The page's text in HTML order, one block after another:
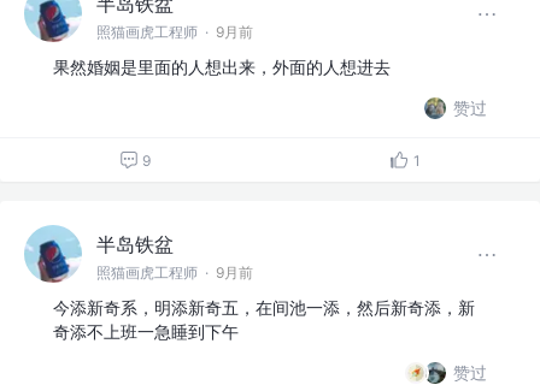
照猫画虎工程师 · 9月前
果然婚姻是里面的人想出来，外面的人想进去
赞过
9 1
半岛铁盆
照猫画虎工程师 · 9月前
今添新奇系，明添新奇五，在间池一添，然后新奇添，新
奇添不上班一急睡到下午
赞过